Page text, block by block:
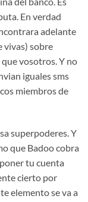
En verdad
adelante
vivas) sobre
vosotros. Y no
iguales sms
miembros de
superpoderes. Y
que Badoo cobra
tu cuenta
cierto por
elemento se va a